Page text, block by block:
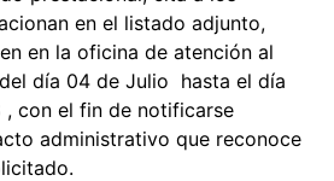
en el listado adjunto,
en la oficina de atención al
día 04 de Julio hasta el día
, con el fin de notificarse
administrativo que reconoce